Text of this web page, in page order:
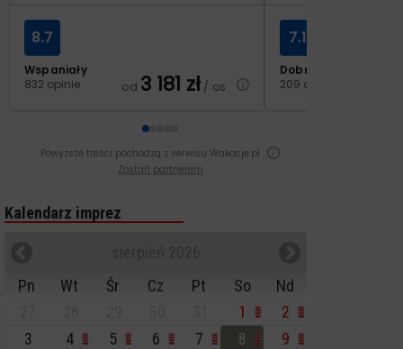
Wspaniały
832 opinie
8.7
od 3 181 zł/ os.
Dobry
209 opinii
7.1
Powyższe treści pochodzą z serwisu Wakacje.pl
Zostań partnerem
Kalendarz imprez
Pn
Wt Śr Cz Pt So
Nd
1
2
3
4 5 6 7 8
9